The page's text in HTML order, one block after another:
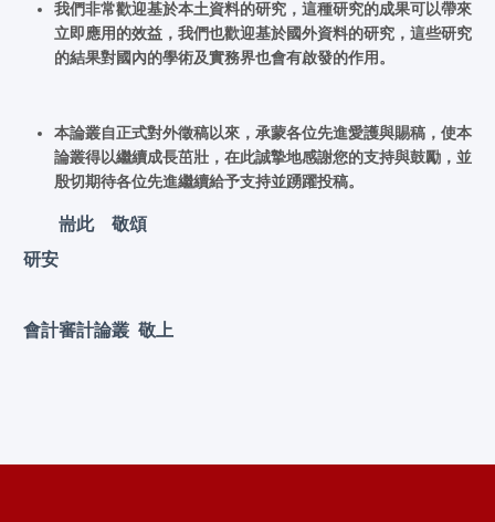
我們非常歡迎基於本土資料的研究，這種研究的成果可以帶來
立即應用的效益，我們也歡迎基於國外資料的研究，這些研究
的結果對國內的學術及實務界也會有啟發的作用。
本論叢自正式對外徵稿以來，承蒙各位先進愛護與賜稿，使本
論叢得以繼續成長茁壯，在此誠摯地感謝您的支持與鼓勵，並
殷切期待各位先進繼續給予支持並踴躍投稿。
耑此 敬頌
研安
會計審計論叢 敬上